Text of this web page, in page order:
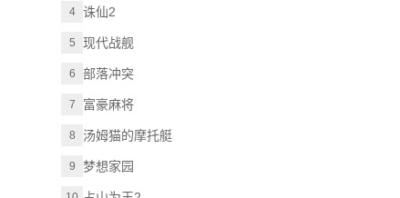
4 诛仙2
5 现代战舰
6 部落冲突
7 富豪麻将
8 汤姆猫的摩托艇
9 梦想家园